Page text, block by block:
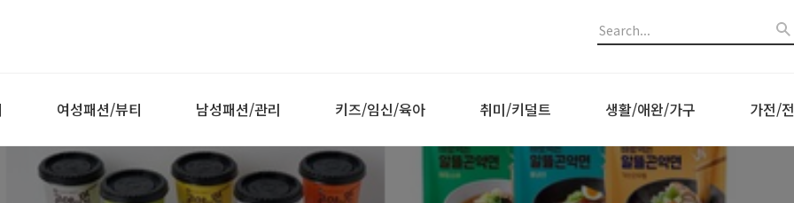
여성패션/뷰티 남성패션/관리 키즈/임신/육아 취미/키덜트 생활/애완/가구 가전/